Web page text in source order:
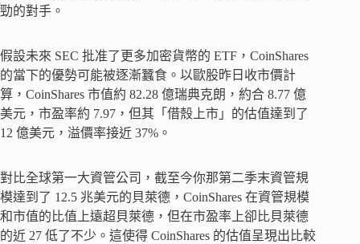
勁的對手。
假設未來 SEC 批准了更多加密貨幣的 ETF，CoinShares
的當下的優勢可能被逐漸蠶食。以歐股昨日收市價計
算，CoinShares 市值約 82.28 億瑞典克朗，約合 8.77 億
美元，市盈率約 7.97，但其「借殼上市」的估值達到了
12 億美元，溢價率接近 37%。
對比全球第一大資管公司，截至今你那第二季末資管規
模達到了 12.5 兆美元的貝萊德，CoinShares 在資管規模
和市值的比值上遠超貝萊德，但在市盈率上卻比貝萊德
的近 27 低了不少。這使得 CoinShares 的估值呈現出比較